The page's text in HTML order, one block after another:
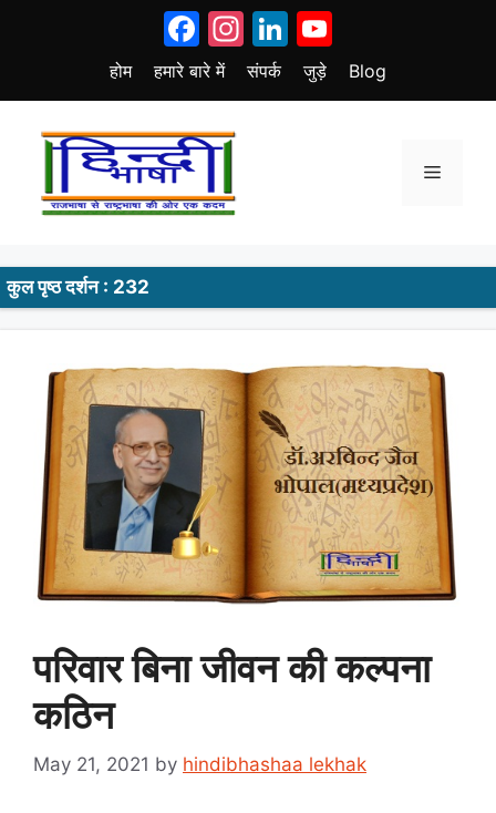
Facebook
Instagram
LinkedIn
होम हमारे बारे में संपर्क जुड़े Blog
Menu
कुल पृष्ठ दर्शन : 232
परिवार बिना जीवन की कल्पना
कठिन
May 21, 2021 by hindibhashaa lekhak